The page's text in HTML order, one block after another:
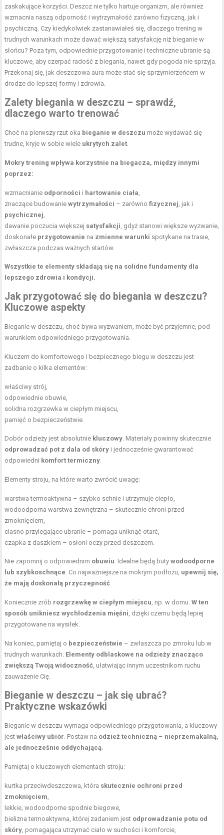
zaskakujące korzyści. Deszcz nie tylko hartuje organizm, ale również
wzmacnia naszą odporność i wytrzymałość zarówno fizyczną, jak i
psychiczną. Czy kiedykolwiek zastanawiałeś się, dlaczego trening w
trudnych warunkach może dawać większą satysfakcję niż bieganie w
słońcu? Poza tym, odpowiednie przygotowanie i techniczne ubranie są
kluczowe, aby czerpać radość z biegania, nawet gdy pogoda nie sprzyja.
Przekonaj się, jak deszczowa aura może stać się sprzymierzeńcem w
drodze do lepszej formy i zdrowia.
Zalety biegania w deszczu – sprawdź,
dlaczego warto trenować
Choć na pierwszy rzut oka bieganie w deszczu może wydawać się
trudne, kryje w sobie wiele ukrytych zalet.
Mokry trening wpływa korzystnie na biegacza, między innymi
poprzez:
wzmacnianie odporności i hartowanie ciała,
znaczące budowaniewytrzymałości – zarównofizycznej, jak i
psychicznej,
dawanie poczucia większej satysfakcji, gdyż stanowi większe wyzwanie,
doskonałe przygotowanie na zmienne warunki spotykane na trasie,
zwłaszcza podczas ważnych startów.
Wszystkie te elementy składają się na solidne fundamenty dla
lepszego zdrowia i kondycji.
Jak przygotować się do biegania w deszczu?
Kluczowe aspekty
Bieganie w deszczu, choć bywa wyzwaniem, może być przyjemne, pod
warunkiem odpowiedniego przygotowania.
Kluczem do komfortowego i bezpiecznego biegu w deszczu jest
zadbanie o kilka elementów:
właściwy strój,
odpowiednie obuwie,
solidna rozgrzewka w ciepłym miejscu,
pamięć o bezpieczeństwie.
Dobór odzieży jest absolutnie kluczowy. Materiały powinny skutecznie
odprowadzać pot z dala od skóry i jednocześnie gwarantować
odpowiedni komfort termiczny.
Elementy stroju, na które warto zwrócić uwagę:
warstwa termoaktywna – szybko schnie i utrzymuje ciepło,
wodoodporna warstwa zewnętrzna – skutecznie chroni przed
zmoknięciem,
ciasno przylegające ubranie – pomaga uniknąć otarć,
czapka z daszkiem – osłoni oczy przed deszczem.
Nie zapomnij o odpowiednim obuwiu. Idealne będą butywodoodporne
lub szybkoschnące. Co najważniejsze na mokrym podłożu, upewnij się,
że mają doskonałą przyczepność.
Koniecznie zrób rozgrzewkę w ciepłym miejscu, np. w domu.W ten
sposób unikniesz wychłodzenia mięśni, dzięki czemu będą lepiej
przygotowane na wysiłek.
Na koniec, pamiętaj o bezpieczeństwie – zwłaszcza po zmroku lub w
trudnych warunkach. Elementy odblaskowe na odzieży znacząco
zwiększą Twoją widoczność, ułatwiając innym uczestnikom ruchu
zauważenie Cię.
Bieganie w deszczu – jak się ubrać?
Praktyczne wskazówki
Bieganie w deszczu wymaga odpowiedniego przygotowania, a kluczowy
jestwłaściwy ubiór. Postaw na odzież techniczną – nieprzemakalną,
ale jednocześnie oddychającą.
Pamiętaj o kluczowych elementach stroju:
kurtka przeciwdeszczowa, która skutecznie ochroni przed
zmoknięciem,
lekkie, wodoodporne spodnie biegowe,
bielizna termoaktywna, której zadaniem jest odprowadzanie potu od
skóry, pomagająca utrzymać ciało w suchości i komforcie,